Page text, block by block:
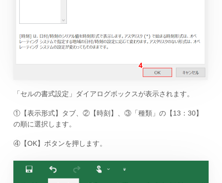
「セルの書式設定」ダイアログボックスが表示されます。
①【表示形式】タブ、②【時刻】、③「種類」の【13：30】
の順に選択します。
④【OK】ボタンを押します。